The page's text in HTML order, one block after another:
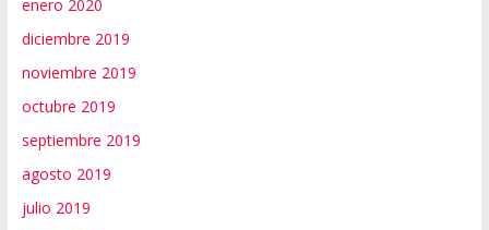
enero 2020
diciembre 2019
noviembre 2019
octubre 2019
septiembre 2019
agosto 2019
julio 2019